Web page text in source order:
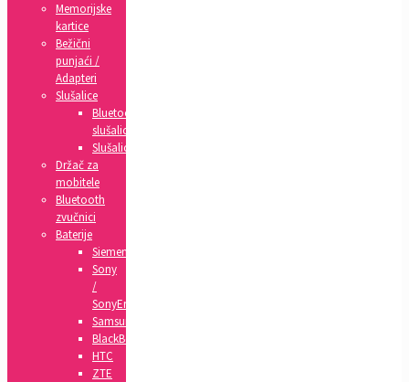
Memorijske
kartice
Bežični
punjaći /
Adapteri
Slušalice
Bluetooth
slušalice
Slušalice
Držač za
mobitele
Bluetooth
zvučnici
Baterije
Siemens
Sony
/
SonyEricsson
Samsung
BlackBerry
HTC
ZTE